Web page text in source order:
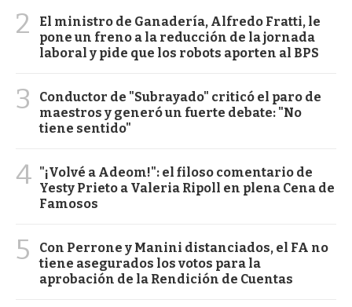
2
El ministro de Ganadería, Alfredo Fratti, le
pone un freno a la reducción de la jornada
laboral y pide que los robots aporten al BPS
3
Conductor de "Subrayado" criticó el paro de
maestros y generó un fuerte debate: "No
tiene sentido"
4 "¡Volvé a Adeom!": el filoso comentario de
Yesty Prieto a Valeria Ripoll en plena Cena de
Famosos
5
Con Perrone y Manini distanciados, el FA no
tiene asegurados los votos para la
aprobación de la Rendición de Cuentas